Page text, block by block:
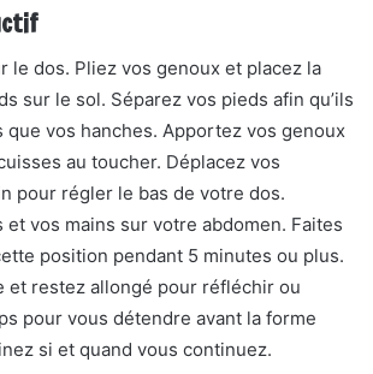
le dos. Pliez vos genoux et placez la
sur le sol. Séparez vos pieds afin qu’ils
que vos hanches. Apportez vos genoux
au toucher. Déplacez vos
pour régler le bas de votre dos.
et vos mains sur votre abdomen. Faites
position pendant 5 minutes ou plus.
et restez allongé pour réfléchir ou
pour vous détendre avant la forme
si et quand vous continuez.